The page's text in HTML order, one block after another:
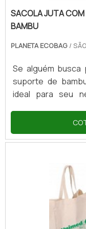
SACOLA JUTA
BAMBU
PLANETA ECOBAG /
Se alguém busca
suporte de
ideal para seu
achando a
justo em um só
sacola juta com
receberá
SACOLA JUTA
BAMBUHá
demonstrar